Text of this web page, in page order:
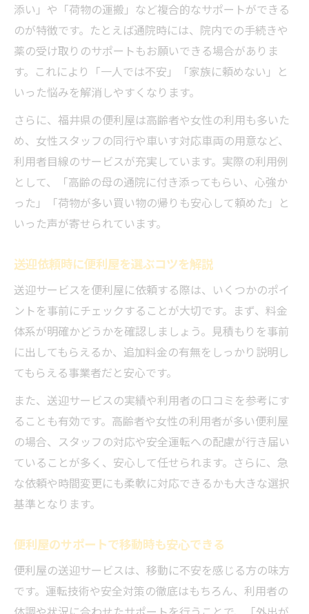
添い」や「荷物の運搬」など複合的なサポートができる
のが特徴です。たとえば通院時には、院内での手続きや
薬の受け取りのサポートもお願いできる場合がありま
す。これにより「一人では不安」「家族に頼めない」と
いった悩みを解消しやすくなります。
さらに、福井県の便利屋は高齢者や女性の利用も多いた
め、女性スタッフの同行や車いす対応車両の用意など、
利用者目線のサービスが充実しています。実際の利用例
として、「高齢の母の通院に付き添ってもらい、心強か
った」「荷物が多い買い物の帰りも安心して頼めた」と
いった声が寄せられています。
送迎依頼時に便利屋を選ぶコツを解説
送迎サービスを便利屋に依頼する際は、いくつかのポイ
ントを事前にチェックすることが大切です。まず、料金
体系が明確かどうかを確認しましょう。見積もりを事前
に出してもらえるか、追加料金の有無をしっかり説明し
てもらえる事業者だと安心です。
また、送迎サービスの実績や利用者の口コミを参考にす
ることも有効です。高齢者や女性の利用者が多い便利屋
の場合、スタッフの対応や安全運転への配慮が行き届い
ていることが多く、安心して任せられます。さらに、急
な依頼や時間変更にも柔軟に対応できるかも大きな選択
基準となります。
便利屋のサポートで移動時も安心できる
便利屋の送迎サービスは、移動に不安を感じる方の味方
です。運転技術や安全対策の徹底はもちろん、利用者の